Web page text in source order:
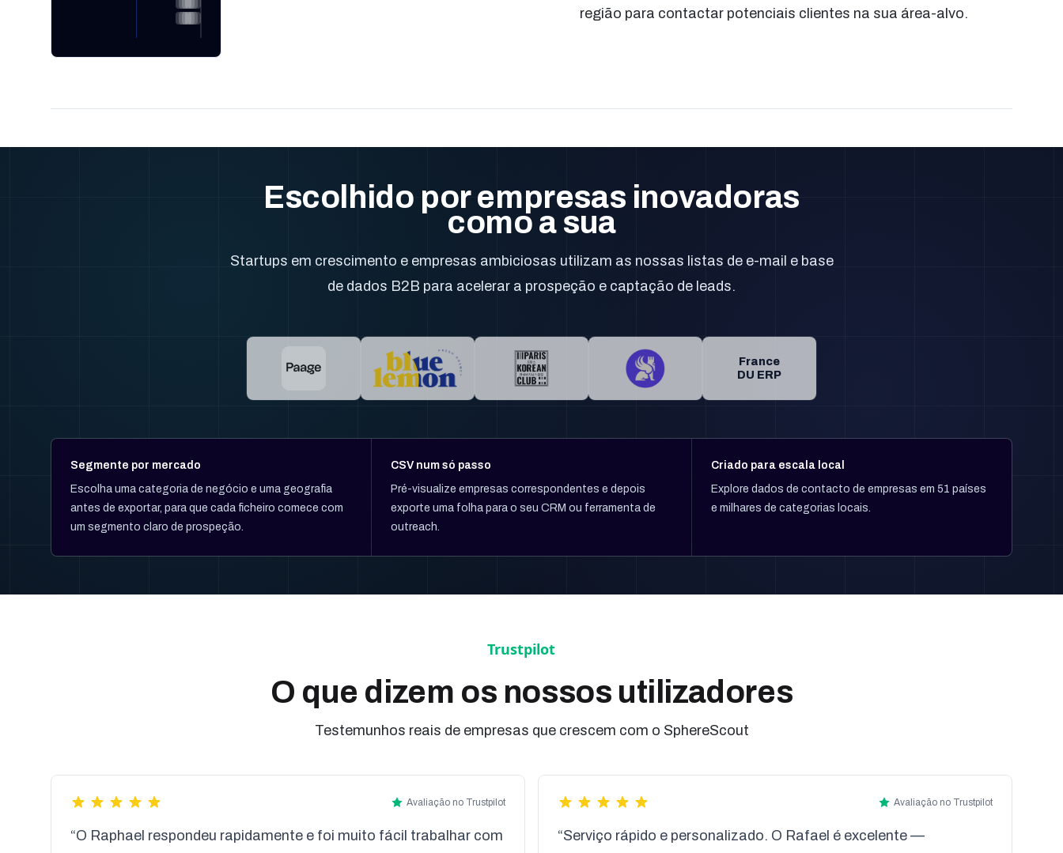
região para contactar potenciais clientes na sua área-alvo.
Escolhido por empresas inovadoras
como a sua
Startups em crescimento e empresas ambiciosas utilizam as nossas listas de e-mail e base
de dados B2B para acelerar a prospeção e captação de leads.
France
DU ERP
Segmente por mercado
Escolha uma categoria de negócio e uma geografia
antes de exportar, para que cada ficheiro comece com
um segmento claro de prospeção.
CSV num só passo
Pré-visualize empresas correspondentes e depois
exporte uma folha para o seu CRM ou ferramenta de
outreach.
Criado para escala local
Explore dados de contacto de empresas em 51 países
e milhares de categorias locais.
O que dizem os nossos utilizadores
Testemunhos reais de empresas que crescem com o SphereScout
Avaliação no Trustpilot
“O Raphael respondeu rapidamente e foi muito fácil trabalhar com
Avaliação no Trustpilot
“Serviço rápido e personalizado. O Rafael é excelente —